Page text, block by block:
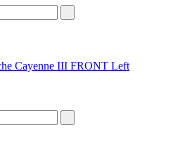
Cayenne III FRONT Left